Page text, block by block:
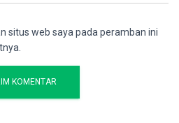
situs web saya pada peramban ini